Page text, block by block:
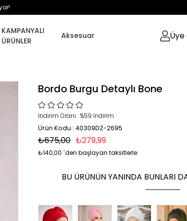
KAMPANYALI
ÜRÜNLER
Aksesuar Üye
Bordo Burgu Detaylı Bone
İndirim Oranı :%59 İndirim
Ürün Kodu : 40309DZ-2695
₺675,00 ₺279,99
₺140,00 `den başlayan taksitlerle
BU ÜRÜNÜN YANINDA BUNLARI